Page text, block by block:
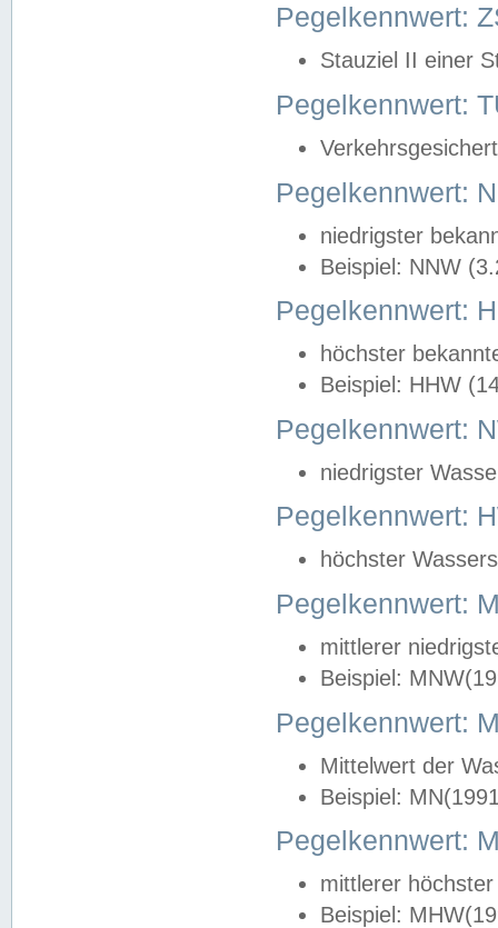
Pegelkennwert:
Stauziel II einer
Pegelkennwert:
Pegelkennwert:
niedrigster
Beispiel: NNW
Pegelkennwert:
höchster
Beispiel: HHW
Pegelkennwert:
niedrigster
Pegelkennwert:
höchster
Pegelkennwert:
mittlerer
Beispiel:
Pegelkennwert:
Mittelwert der
Beispiel:
Pegelkennwert:
mittlerer
Beispiel: